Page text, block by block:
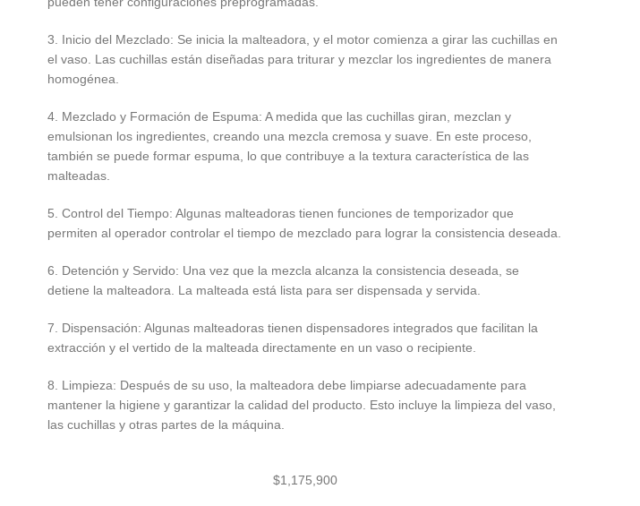
3. Inicio del Mezclado: Se inicia la malteadora, y el motor comienza a girar las cuchillas en
el vaso. Las cuchillas están diseñadas para triturar y mezclar los ingredientes de manera
homogénea.
4. Mezclado y Formación de Espuma: A medida que las cuchillas giran, mezclan y
emulsionan los ingredientes, creando una mezcla cremosa y suave. En este proceso,
también se puede formar espuma, lo que contribuye a la textura característica de las
malteadas.
5. Control del Tiempo: Algunas malteadoras tienen funciones de temporizador que
permiten al operador controlar el tiempo de mezclado para lograr la consistencia deseada.
6. Detención y Servido: Una vez que la mezcla alcanza la consistencia deseada, se
detiene la malteadora. La malteada está lista para ser dispensada y servida.
7. Dispensación: Algunas malteadoras tienen dispensadores integrados que facilitan la
extracción y el vertido de la malteada directamente en un vaso o recipiente.
8. Limpieza: Después de su uso, la malteadora debe limpiarse adecuadamente para
mantener la higiene y garantizar la calidad del producto. Esto incluye la limpieza del vaso,
las cuchillas y otras partes de la máquina.
$1,175,900